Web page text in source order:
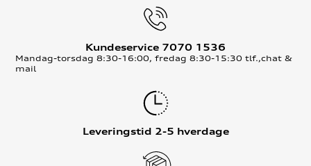
Kundeservice 7070 1536
Mandag-torsdag 8:30-16:00, fredag 8:30-15:30 tlf.,chat &
mail
Leveringstid 2-5 hverdage